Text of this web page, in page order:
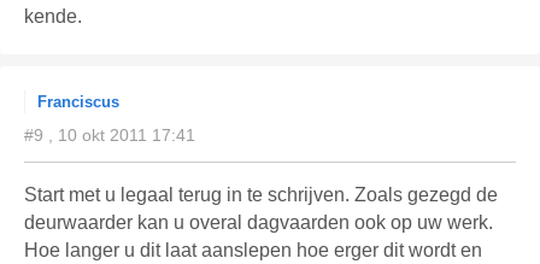
kende.
Franciscus
#9 , 10 okt 2011 17:41
Start met u legaal terug in te schrijven. Zoals gezegd de
deurwaarder kan u overal dagvaarden ook op uw werk.
Hoe langer u dit laat aanslepen hoe erger dit wordt en